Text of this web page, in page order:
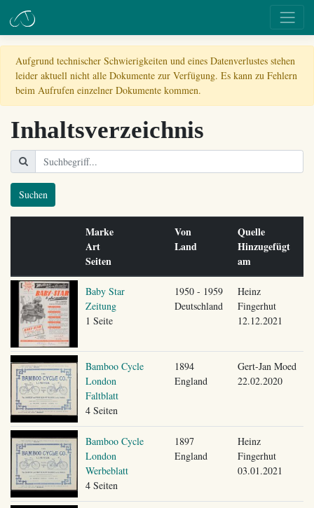
Aufgrund technischer Schwierigkeiten und eines Datenverlustes stehen
leider aktuell nicht alle Dokumente zur Verfügung. Es kann zu Fehlern
beim Aufrufen einzelner Dokumente kommen.
Inhaltsverzeichnis
Suchen
Marke
Art
Seiten
Von
Land
Quelle
Hinzugefügt
am
Baby Star
Zeitung
1 Seite
1950 - 1959
Deutschland
Heinz
Fingerhut
12.12.2021
Bamboo Cycle
London
Faltblatt
4 Seiten
1894
England
Gert-Jan Moed
22.02.2020
Bamboo Cycle
London
Werbeblatt
4 Seiten
1897
England
Heinz
Fingerhut
03.01.2021